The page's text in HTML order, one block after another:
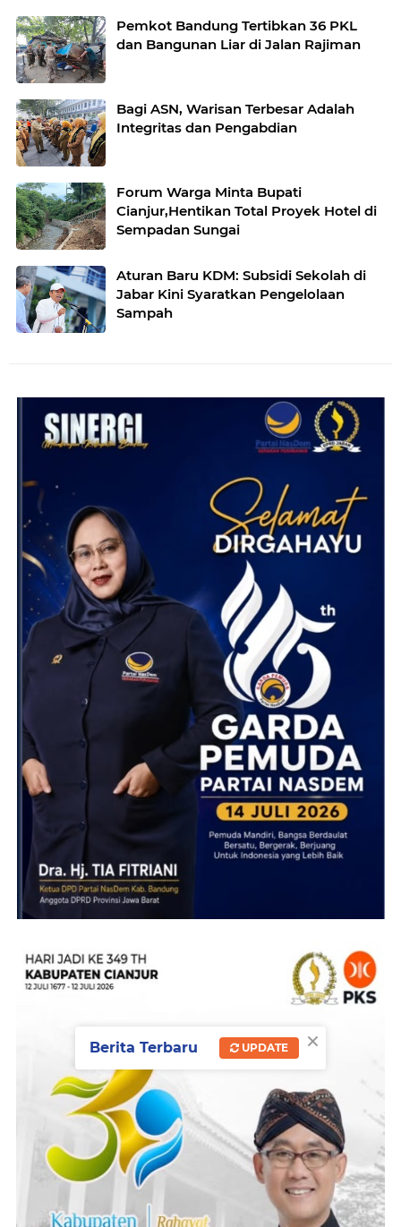
Pemkot Bandung Tertibkan 36 PKL
dan Bangunan Liar di Jalan Rajiman
Bagi ASN, Warisan Terbesar Adalah
Integritas dan Pengabdian
Forum Warga Minta Bupati
Cianjur,Hentikan Total Proyek Hotel di
Sempadan Sungai
Aturan Baru KDM: Subsidi Sekolah di
Jabar Kini Syaratkan Pengelolaan
Sampah
×
Berita Terbaru UPDATE